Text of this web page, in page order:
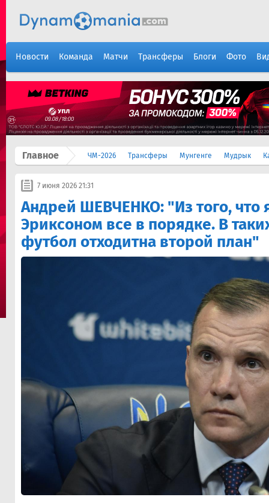
Новости Команда Матчи Трансферы Блоги Фото
Главное ЧМ-2026 Трансферы Мунгенге Мудрык
7 июня 2026 21:31
Андрей ШЕВЧЕНКО: "Из того, что
Эриксоном все в порядке. В
футбол отходитна второй план"